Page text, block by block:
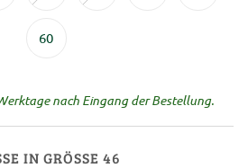
60
nach Eingang der Bestellung.
IN GRÖSSE 46